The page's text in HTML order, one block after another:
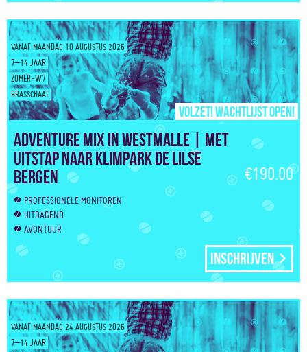
VANAF MAANDAG 10 AUGUSTUS 2026
7–14 JAAR
ZOMER-W7
BRASSCHAAT
Volzet! Wachtlijst open!
Adventure Mix in Westmalle | Met
uitstap naar klimpark De Lilse
Bergen
€190.00
PROFESSIONELE MONITOREN
UITDAGEND
AVONTUUR
Inschrijven
VANAF MAANDAG 24 AUGUSTUS 2026
7–14 JAAR